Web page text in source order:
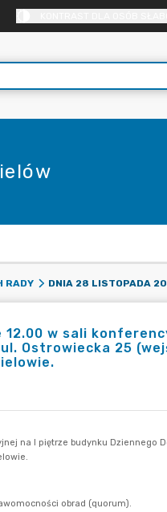
RADY
w sali
Ostrowiecka 25